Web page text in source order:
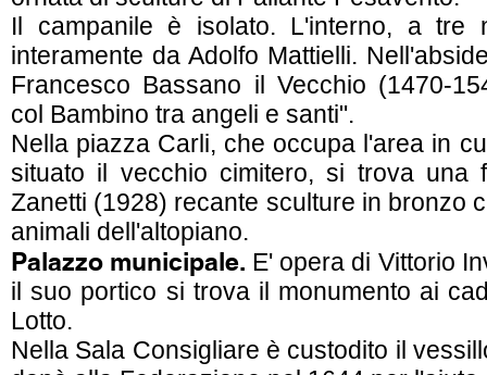
Il campanile è isolato. L'interno, a tre
interamente da Adolfo Mattielli.
Francesco Bassano il Vecchio (1470-
col Bambino tra angeli e santi".
Nella piazza Carli, che occupa l'area in
situato il vecchio cimitero, si trova una
Zanetti (1928) recante sculture in bronzo
animali dell'altopiano.
Palazzo municipale. E' opera di Vittorio
il suo portico si trova il monumento ai
Lotto.
Nella Sala Consigliare è custodito il